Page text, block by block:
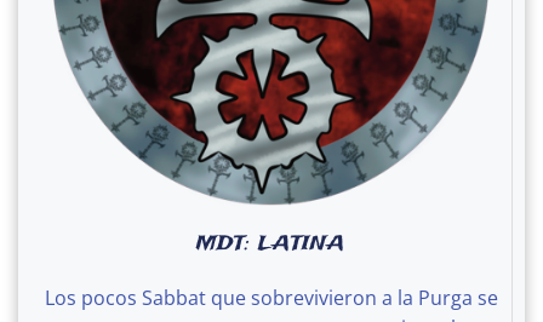
MDT: LATINA
Los pocos Sabbat que sobrevivieron a la Purga se